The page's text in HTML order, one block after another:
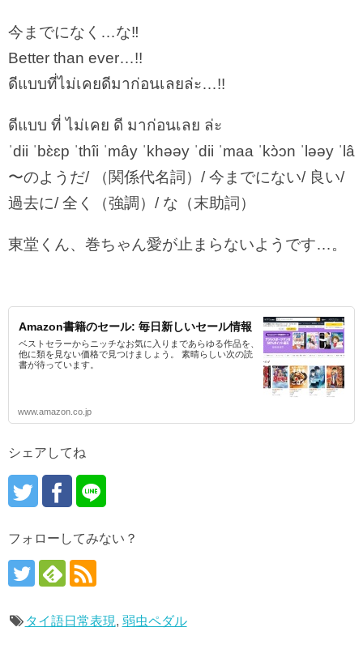
今までになく…な‼︎
Better than ever…!!
ดีแบบที่ไม่เคยดีมาก่อนเลยล่ะ…!!
ดีแบบ ที่ ไม่เคย ดี มาก่อนเลย ล่ะ
ˈdii ˈbɛ̀ɛp ˈthîi ˈmây ˈkhəəy ˈdii ˈmaa ˈkɔ̀ɔn ˈləəy ˈlâ
〜のようだ/ （関係代名詞）/ 今までにない/ 良い/
過去に/ 全く（強調）/ な（末助詞）
東堂くん、巻ちゃん愛が止まらないようです…。
Amazon書籍のセール: 毎日新しいセール情報
ベストセラーからニッチなお気に入りまであらゆる作品を、
他に類を見ない価格で見つけましょう。 素晴らしい次の読
書が待っています。
www.amazon.co.jp
シェアしてね
フォローしてみない？
タイ語日常表現, 弱虫ペダル